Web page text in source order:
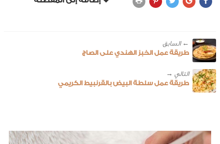
← ‎السابق
طريقة عمل الخبز الهندي على الصاج
طريقة عمل سلطة البيض بالقرنبيط الكريمي